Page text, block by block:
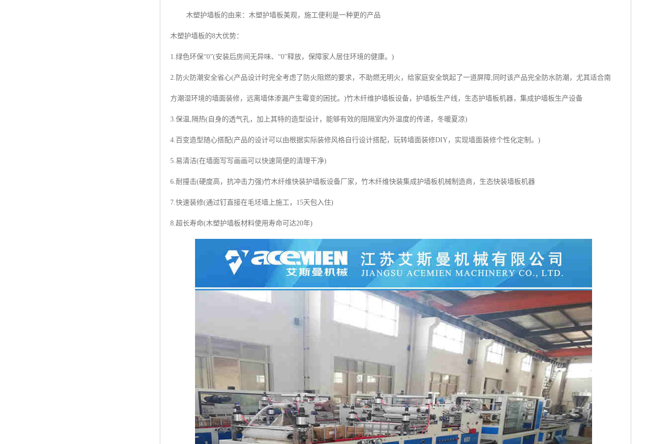
木塑护墙板的由来：木塑护墙板美观，施工便利是一种更的产品
木塑护墙板的8大优势：
1.绿色环保“0”(安装后房间无异味、“0”释放，保障家人居住环境的健康。)
2.防火防潮安全省心(产品设计时完全考虑了防火阻燃的要求，不助燃无明火，给家庭安全筑起了一道屏障;同时该产品完全防水防潮，尤其适合南
方潮湿环境的墙面装修，远离墙体渗漏产生霉变的困扰。)竹木纤维护墙板设备，护墙板生产线，生态护墙板机器，集成护墙板生产设备
3.保温,隔热(自身的透气孔，加上其特的造型设计，能够有效的阻隔室内外温度的传递，冬暖夏凉)
4.百变造型随心搭配(产品的设计可以由根据实际装修风格自行设计搭配，玩转墙面装修DIY，实现墙面装修个性化定制。)
5.易清洁(在墙面写写画画可以快速简便的清理干净)
6.耐撞击(硬度高，抗冲击力强)竹木纤维快装护墙板设备厂家，竹木纤维快装集成护墙板机械制造商，生态快装墙板机器
7.快速装修(通过钉直接在毛坯墙上施工，15天包入住)
8.超长寿命(木塑护墙板材料使用寿命可达20年)